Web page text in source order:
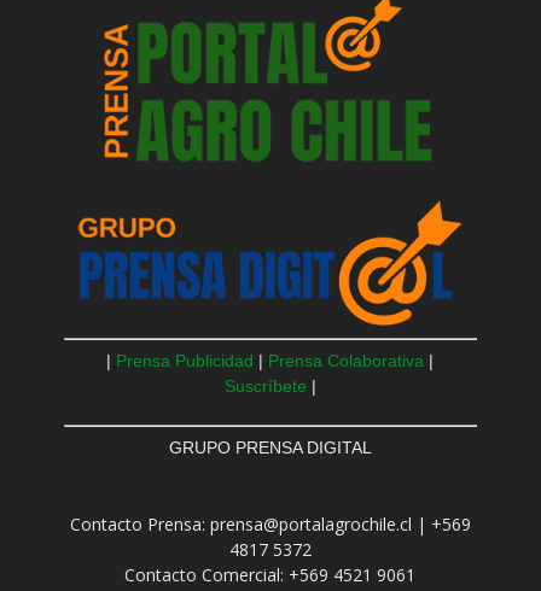
| Prensa Publicidad | Prensa Colaborativa |
Suscríbete |
GRUPO PRENSA DIGITAL
Contacto Prensa: prensa@portalagrochile.cl | +569
4817 5372
Contacto Comercial: +569 4521 9061